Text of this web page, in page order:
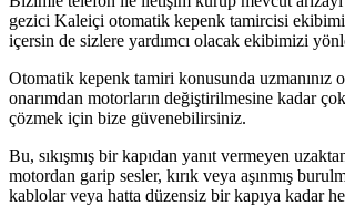
gezici Kaleiçi otomatik kepenk tamircisi
içersin de sizlere yardımcı olacak ekibimizi
Otomatik kepenk tamiri konusunda uzmanınız
onarımdan motorların değiştirilmesine kadar
çözmek için bize güvenebilirsiniz.
Bu, sıkışmış bir kapıdan yanıt vermeyen
motordan garip sesler, kırık veya aşınmış
kablolar veya hatta düzensiz bir kapıya kadar